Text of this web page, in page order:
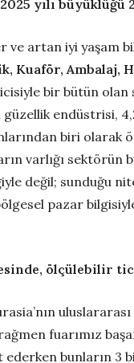
yılı büyüklüğü
artan iyi yaşam
Kuaför, Ambalaj,
bir bütün
güzellik
biri olarak
varlığı sektörün
değil; sunduğu
pazar
ölçülebilir
fuarımız
bunların 3